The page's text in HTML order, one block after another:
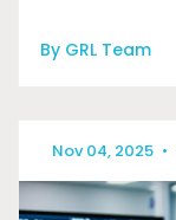
By GRL Team
Nov 04, 2025 •